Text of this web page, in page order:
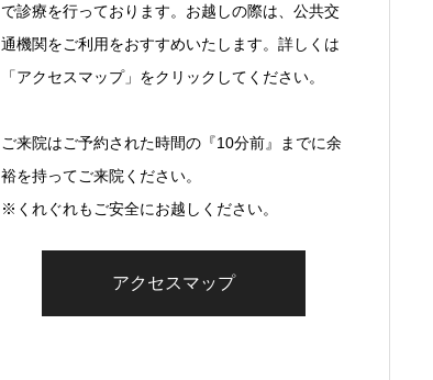
で診療を行っております。お越しの際は、公共交
通機関をご利用をおすすめいたします。詳しくは
「アクセスマップ」をクリックしてください。
ご来院はご予約された時間の『10分前』までに余
裕を持ってご来院ください。
※くれぐれもご安全にお越しください。
アクセスマップ